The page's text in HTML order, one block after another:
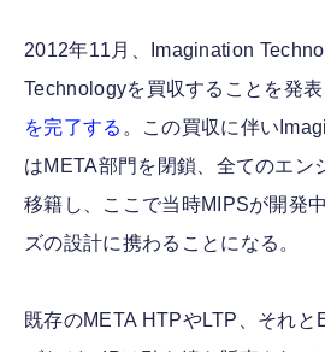
2012年11月、Imagination
Technologyを買収することを発
を完了する 。この買収に伴い
はMETA部門を閉鎖、全てのエン
移籍し、ここで当時MIPSが開発
ズの設計に携わることになる。
既存のMETA HTPやLTP、それ